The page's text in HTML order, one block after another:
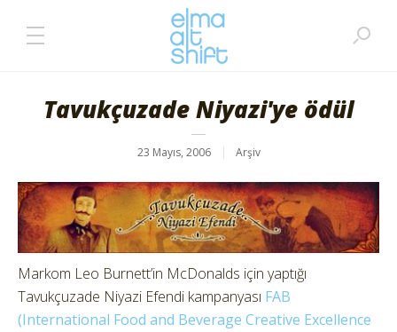
Tavukçuzade Niyazi'ye ödül
23 Mayıs, 2006 Arşiv
Markom Leo Burnett’in McDonalds için yaptığı
Tavukçuzade Niyazi Efendi kampanyası FAB
(International Food and Beverage Creative Excellence